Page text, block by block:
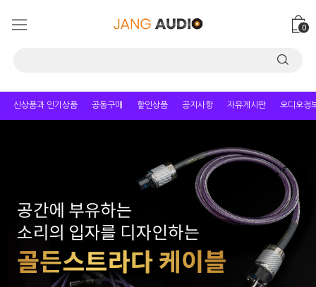
0
신상품과 인기상품 공동구매 할인상품 공지사항 자유게시판 오디오정